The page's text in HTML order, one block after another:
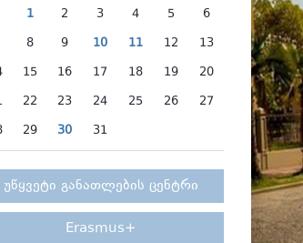
1 2 3 4 5 6
8 9 10 11 12 13
15 16 17 18 19 20
22 23 24 25 26 27
29 30 31
უწყვეტი განათლების ცენტრი
Erasmus+